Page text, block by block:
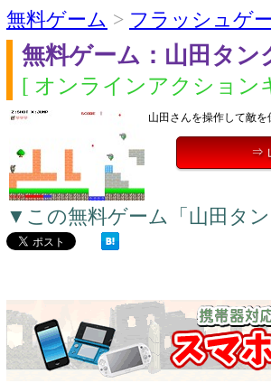
無料ゲーム > フラッシュゲ
無料ゲーム：山田タン
[ オンラインアクション
山田さんを操作して敵
⇒
▼この無料ゲーム「山田タ